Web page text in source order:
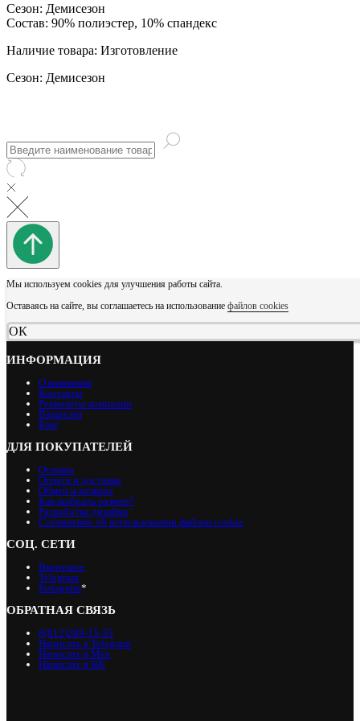
Сезон: Демисезон
Состав: 90% полиэстер, 10% спандекс
Наличие товара: Изготовление
Сезон: Демисезон
Мы используем cookies для улучшения работы сайта.
Оставаясь на сайте, вы соглашаетесь на использование файлов cookies
ОК
ИНФОРМАЦИЯ
О компании
Контакты
Реквизиты компании
Вакансии
Блог
ДЛЯ ПОКУПАТЕЛЕЙ
Отзывы
Оплата и доставка
Обмен и возврат
Как выбрать размер?
Разработка дизайна
Соглашение об использовании файлов cookie
СОЦ. СЕТИ
Вконтакте
Telegram
Instagram*
ОБРАТНАЯ СВЯЗЬ
8(812)209-15-35
Написать в Telegram
Написать в Max
Написать в ВК